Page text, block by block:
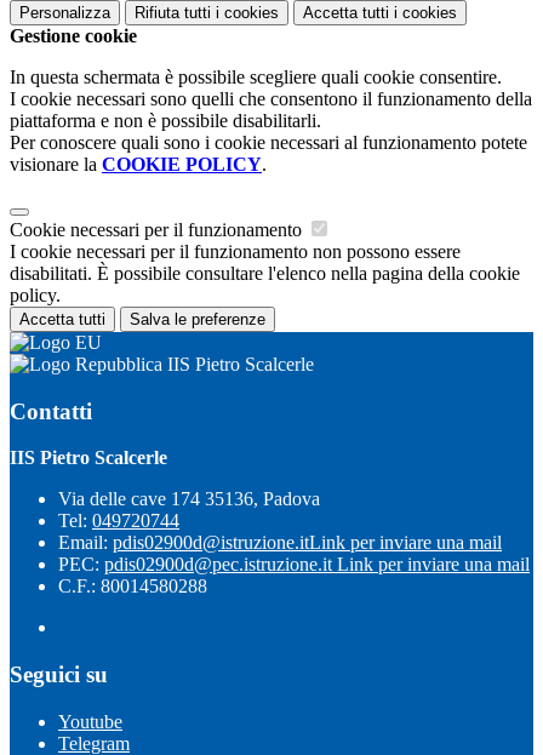
Personalizza Rifiuta tutti i cookies Accetta tutti i cookies
Gestione cookie
In questa schermata è possibile scegliere quali cookie consentire.
I cookie necessari sono quelli che consentono il funzionamento della
piattaforma e non è possibile disabilitarli.
Per conoscere quali sono i cookie necessari al funzionamento potete
visionare la COOKIE POLICY.
Cookie necessari per il funzionamento
I cookie necessari per il funzionamento non possono essere
disabilitati. È possibile consultare l'elenco nella pagina della cookie
policy.
Accetta tutti Salva le preferenze
IIS Pietro Scalcerle
Contatti
IIS Pietro Scalcerle
Via delle cave 174 35136, Padova
Tel: 049720744
Email: pdis02900d@istruzione.itLink per inviare una mail
PEC: pdis02900d@pec.istruzione.it Link per inviare una mail
C.F.: 80014580288
Seguici su
Youtube
Telegram